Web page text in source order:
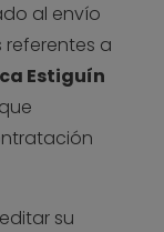
al envío
a
Estiguín
su